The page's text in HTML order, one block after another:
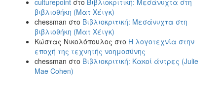
culturepoint στο Βιβλιοκριτική: Μεσάνυχτα στη
βιβλιοθήκη (Ματ Χέιγκ)
chessman στο Βιβλιοκριτική: Μεσάνυχτα στη
βιβλιοθήκη (Ματ Χέιγκ)
Κώστας Νικολόπουλος στο Η λογοτεχνία στην
εποχή της τεχνητής νοημοσύνης
chessman στο Βιβλιοκριτική: Κακοί άντρες (Julie
Mae Cohen)